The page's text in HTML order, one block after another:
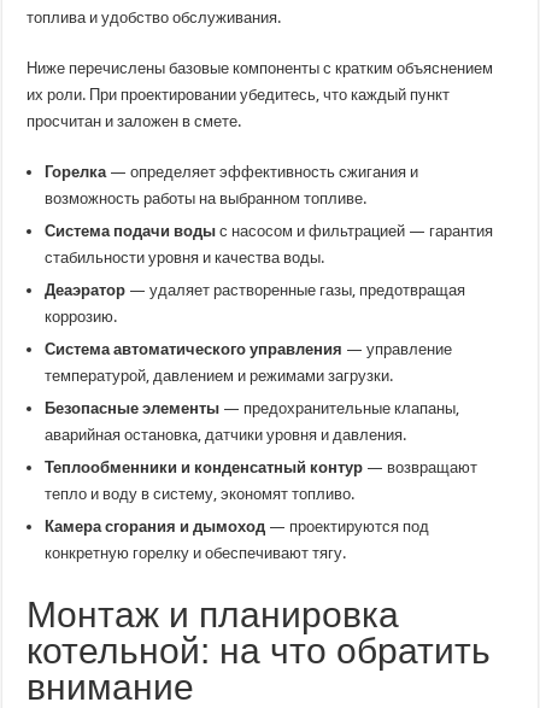
топлива и удобство обслуживания.
Ниже перечислены базовые компоненты с кратким объяснением
их роли. При проектировании убедитесь, что каждый пункт
просчитан и заложен в смете.
Горелка — определяет эффективность сжигания и
возможность работы на выбранном топливе.
Система подачи воды с насосом и фильтрацией — гарантия
стабильности уровня и качества воды.
Деаэратор — удаляет растворенные газы, предотвращая
коррозию.
Система автоматического управления — управление
температурой, давлением и режимами загрузки.
Безопасные элементы — предохранительные клапаны,
аварийная остановка, датчики уровня и давления.
Теплообменники и конденсатный контур — возвращают
тепло и воду в систему, экономят топливо.
Камера сгорания и дымоход — проектируются под
конкретную горелку и обеспечивают тягу.
Монтаж и планировка
котельной: на что обратить
внимание